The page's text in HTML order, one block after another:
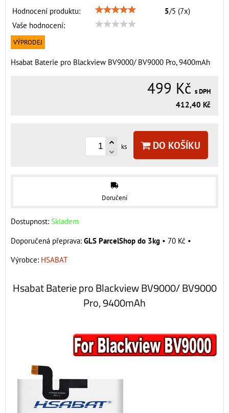
Hodnocení produktu: 5/5 (7x)
Vaše hodnocení:
VÝPRODEJ
Hsabat Baterie pro Blackview BV9000/ BV9000 Pro, 9400mAh
499 Kč s DPH
412,40 Kč
ks DO KOŠÍKU
Doručení
Dostupnost: Skladem
GLS ParcelShop do 3kg • 70 Kč •
Výrobce: HSABAT
Hsabat Baterie pro Blackview BV9000/ BV9000
Pro, 9400mAh